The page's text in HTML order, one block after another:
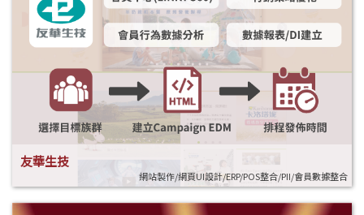
友華生技
網站製作/網頁UI設計/ERP/POS整合/PII/會員數據整合